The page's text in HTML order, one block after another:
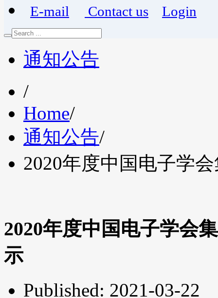
E-mail Contact us Login
通知公告
/
Home/
通知公告/
2020年度中国电子学
2020年度中国电子学会
示
Published: 2021-03-22